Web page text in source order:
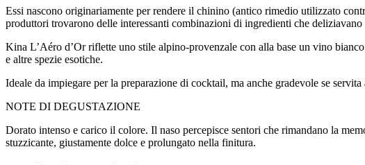
Essi nascono originariamente per rendere il chinino (antico rimedio utilizzato
produttori trovarono delle interessanti combinazioni di ingredienti che
Kina L’Aéro d’Or riflette uno stile alpino-provenzale con alla base un vino
e altre spezie esotiche.
Ideale da impiegare per la preparazione di cocktail, ma anche gradevole se
NOTE DI DEGUSTAZIONE
Dorato intenso e carico il colore. Il naso percepisce sentori che rimandano la
stuzzicante, giustamente dolce e prolungato nella finitura.